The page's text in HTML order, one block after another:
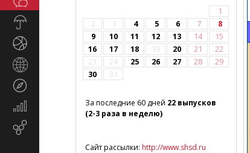
Экономика
1
2
3 4 5 6 7
8
9
10 11 12 13 14
15
16
17 18 19 20 21
22
23
24 25 26 27 28
29
30
31
За последние 60 дней 22 выпусков
(2-3 раза в неделю)
Сайт рассылки: http://www.shsd.ru